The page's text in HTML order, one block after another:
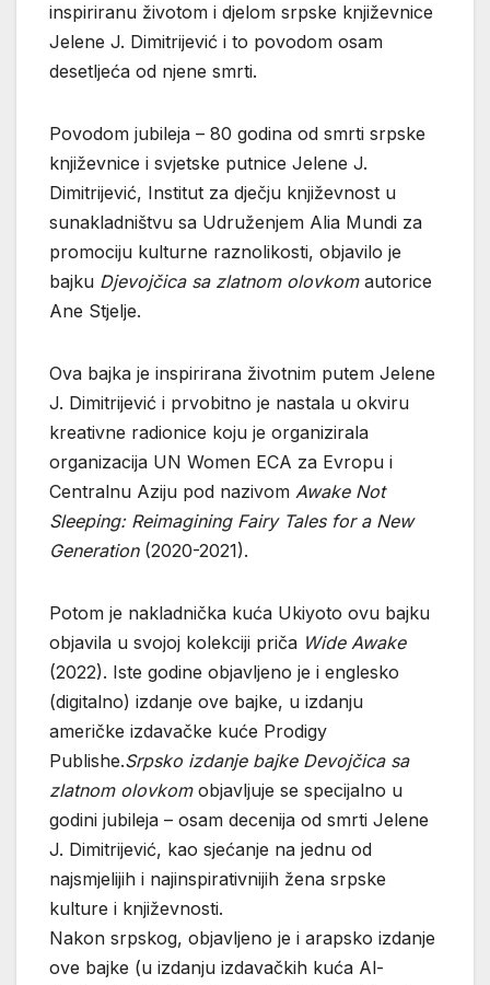
inspiriranu životom i djelom srpske književnice
Jelene J. Dimitrijević i to povodom osam
desetljeća od njene smrti.
Povodom jubileja – 80 godina od smrti srpske
književnice i svjetske putnice Jelene J.
Dimitrijević, Institut za dječju književnost u
sunakladništvu sa Udruženjem Alia Mundi za
promociju kulturne raznolikosti, objavilo je
bajku Djevojčica sa zlatnom olovkomautorice
Ane Stjelje.
Ova bajka je inspirirana životnim putem Jelene
J. Dimitrijević i prvobitno je nastala u okviru
kreativne radionice koju je organizirala
organizacija UN Women ECA za Evropu i
Centralnu Aziju pod nazivom Awake Not
Sleeping: Reimagining Fairy Tales for a New
Generation(2020-2021).
Potom je nakladnička kuća Ukiyoto ovu bajku
objavila u svojoj kolekciji priča Wide Awake
(2022). Iste godine objavljeno je i englesko
(digitalno) izdanje ove bajke, u izdanju
američke izdavačke kuće Prodigy
Publishe.Srpsko izdanje bajke Devojčica sa
zlatnom olovkomobjavljuje se specijalno u
godini jubileja – osam decenija od smrti Jelene
J. Dimitrijević, kao sjećanje na jednu od
najsmjelijih i najinspirativnijih žena srpske
kulture i književnosti.
Nakon srpskog, objavljeno je i arapsko izdanje
ove bajke (u izdanju izdavačkih kuća Al-